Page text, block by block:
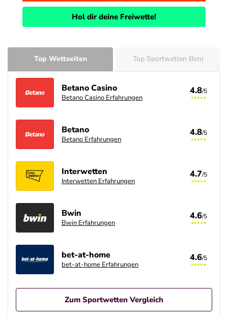
Hol dir deine Freiwette!
Top Wettseiten Top Sportwetten Boni
Betano Casino
Betano Casino Erfahrungen
4.8/5
Betano
Betano Erfahrungen
4.8/5
Interwetten
Interwetten Erfahrungen
4.7/5
Bwin
Bwin Erfahrungen
4.6/5
bet-at-home
bet-at-home Erfahrungen
4.6/5
Zum Sportwetten Vergleich